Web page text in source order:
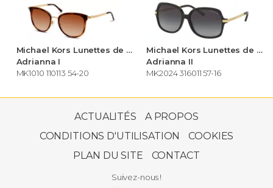
Michael Kors Lunettes de soleil Femme
Adrianna I
MK1010 110113 54-20
Michael Kors Lunettes de soleil Femme
Adrianna II
MK2024 316011 57-16
Adrianna III
ACTUALITÉS
A PROPOS
CONDITIONS D'UTILISATION
COOKIES
PLAN DU SITE
CONTACT
Suivez-nous !